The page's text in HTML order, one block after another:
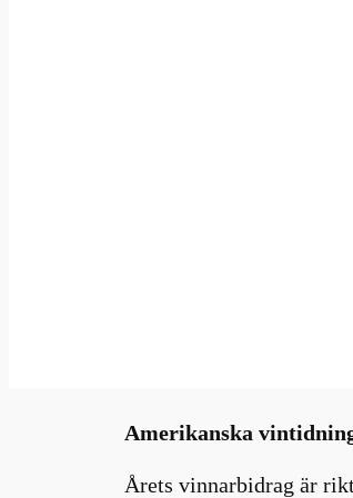
Amerikanska
Årets vinnarbidrag är